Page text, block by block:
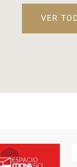
VER